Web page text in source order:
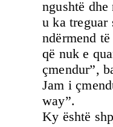
ngushtë
u ka treguar
ndërmend
që nuk e
çmendur”,
Jam i
way”.
Ky është